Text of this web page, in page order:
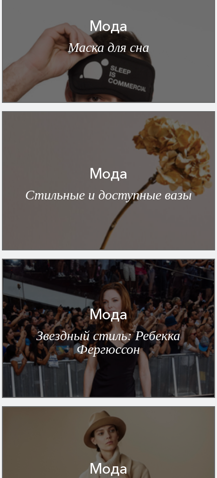
Мода
Маска для сна
Мода
Стильные и доступные вазы
Мода
Звездный стиль: Ребекка
Фергюссон
Мода